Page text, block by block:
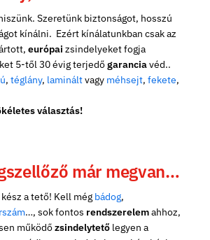
Szeretünk biztonságot, hosszú
kínálni. Ezért kínálatunkban csak az
európai zsindelyeket fogja
5-től 30 évig terjedőgaranciavéd..
, téglány, lamináltvagy méhsejt, fekete,
választás!
már megvan…
a tető! Kell még bádog,
…, sok fontos rendszerelemahhoz,
működőzsindelytető legyen a